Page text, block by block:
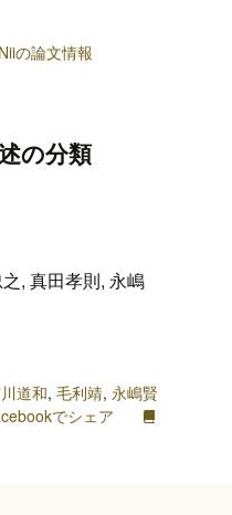
の論文情報
の分類
, 真田孝則, 永嶋
道和, 毛利靖, 永嶋賢
でシェア